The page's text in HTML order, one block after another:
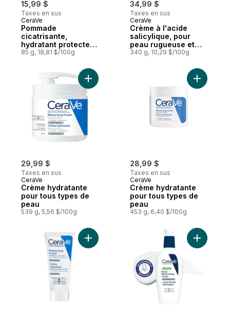
15,99 $
Taxes en sus
CeraVe
Pommade
cicatrisante,
hydratant protecteur
cutanée au
85 g, 18,81 $/100g
34,99 $
Taxes en sus
CeraVe
Crème à l'acide
salicylique, pour
peau rugueuse et
bosselée
340 g, 10,29 $/100g
29,99 $
Taxes en sus
CeraVe
Crème hydratante
pour tous types de
peau
539 g, 5,56 $/100g
Ajouter Crème hydratante pour tous
28,99 $
Taxes en sus
CeraVe
Crème hydratante
pour tous types de
peau
453 g, 6,40 $/100g
Ajouter
Ajouter Crème hydratante, pour tous
Ajouter